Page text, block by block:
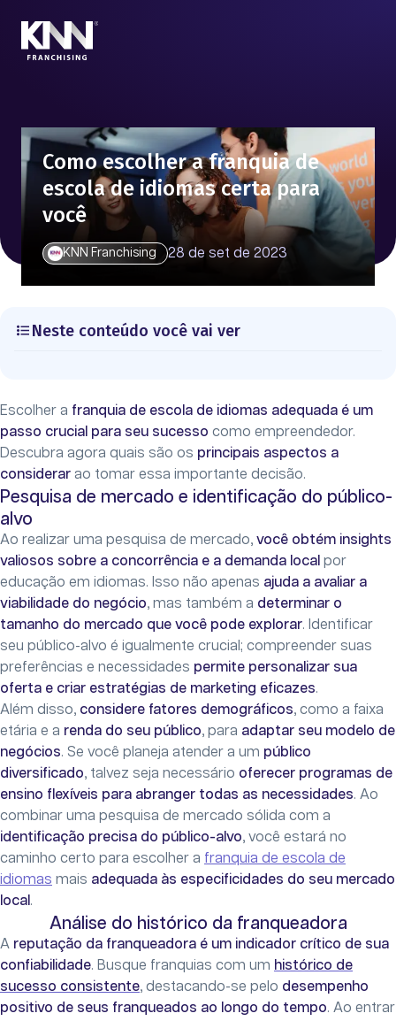
Como escolher a franquia de
escola de idiomas certa para
você
KNN Franchising 28 de set de 2023
Neste conteúdo você vai ver
Escolher a franquia de escola de idiomas adequada é um
passo crucial para seu sucesso como empreendedor.
Descubra agora quais são os principais aspectos a
considerar ao tomar essa importante decisão.
Pesquisa de mercado e identificação do público-
alvo
Ao realizar uma pesquisa de mercado, você obtém insights
valiosos sobre a concorrência e a demanda local por
educação em idiomas. Isso não apenas ajuda a avaliar a
viabilidade do negócio, mas também a determinar o
tamanho do mercado que você pode explorar. Identificar
seu público-alvo é igualmente crucial; compreender suas
preferências e necessidades permite personalizar sua
oferta e criar estratégias de marketing eficazes.
Além disso, considere fatores demográficos, como a faixa
etária e a renda do seu público, para adaptar seu modelo de
negócios. Se você planeja atender a um público
diversificado, talvez seja necessário oferecer programas de
ensino flexíveis para abranger todas as necessidades. Ao
combinar uma pesquisa de mercado sólida com a
identificação precisa do público-alvo, você estará no
caminho certo para escolher a franquia de escola de
idiomas mais adequada às especificidades do seu mercado
local .
Análise do histórico da franqueadora
A reputação da franqueadora é um indicador crítico de sua
confiabilidade. Busque franquias com um histórico de
sucesso consistente, destacando-se pelo desempenho
positivo de seus franqueados ao longo do tempo. Ao entrar